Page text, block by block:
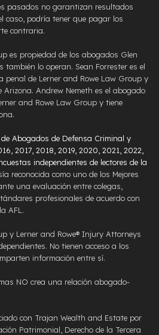
pasados ​​no garantizan resultados
caso, podría tener que pagar los
contraria.
es propiedad de los abogados Glen
también lo operan. Sean Forrester es el
penal de Lerner and Rowe Law Group y
Arizona. Andrew Nemeth es el abogado
and Rowe Law Group y tiene
Abogados de Defensa Criminal y
2017, 2018, 2019, 2020, 2021, 2022,
independientes de lectores de la
reconocida como uno de los Mejores
una evaluación entre colegas,
profesionales de acuerdo con
AFL.
y Lerner and Rowe® Injury Attorneys
No tienen acceso a los
información entre sí.
NO crea una relación abogado-
con Trajan Wealth and Estate por
Patrimonial, Derecho de la Tercera